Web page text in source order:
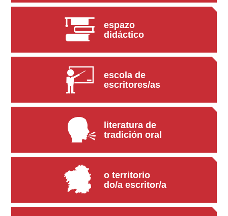
espazo
didáctico
escola de
escritores/as
literatura de
tradición oral
o territorio
do/a escritor/a